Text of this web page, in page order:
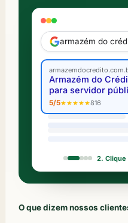
armazém do
Armazém do
para servidor
5/5★★★★★816
Roberto A.
"Atendimento
banco."
Marta S.
★★★★★
"Equipe muito
2. Clique
O que dizem nossos